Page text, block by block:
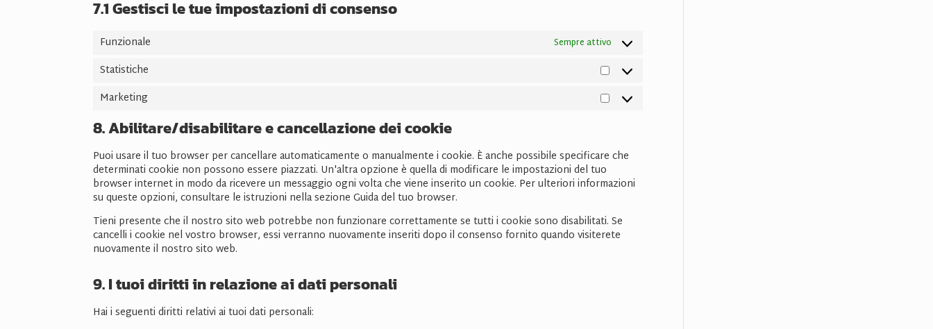
7.1 Gestisci le tue impostazioni di consenso
Funzionale Sempre attivo
Statistiche
Statistiche
Marketing
Marketing
8. Abilitare/disabilitare e cancellazione dei cookie
Puoi usare il tuo browser per cancellare automaticamente o manualmente i cookie. È anche possibile specificare che
determinati cookie non possono essere piazzati. Un'altra opzione è quella di modificare le impostazioni del tuo
browser internet in modo da ricevere un messaggio ogni volta che viene inserito un cookie. Per ulteriori informazioni
su queste opzioni, consultare le istruzioni nella sezione Guida del tuo browser.
Tieni presente che il nostro sito web potrebbe non funzionare correttamente se tutti i cookie sono disabilitati. Se
cancelli i cookie nel vostro browser, essi verranno nuovamente inseriti dopo il consenso fornito quando visiterete
nuovamente il nostro sito web.
9. I tuoi diritti in relazione ai dati personali
Hai i seguenti diritti relativi ai tuoi dati personali: